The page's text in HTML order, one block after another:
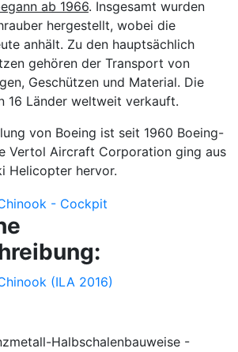
ab 1966. Insgesamt wurden
hergestellt, wobei die
anhält. Zu den hauptsächlich
gehören der Transport von
Geschützen und Material. Die
16 Länder weltweit verkauft.
von Boeing ist seit 1960 Boeing-
Vertol Aircraft Corporation ging aus
Helicopter hervor.
Halbschalenbauweise -